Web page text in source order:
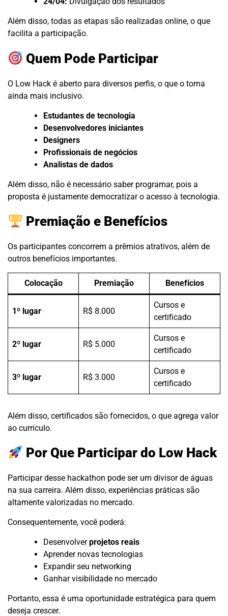
Além disso, todas as etapas são realizadas online, o que
facilita a participação.
Quem Pode Participar
O Low Hack é aberto para diversos perfis, o que o torna
ainda mais inclusivo.
Estudantes de tecnologia
Desenvolvedores iniciantes
Designers
Profissionais de negócios
Analistas de dados
Além disso, não é necessário saber programar, pois a
proposta é justamente democratizar o acesso à tecnologia.
Premiação e Benefícios
Os participantes concorrem a prêmios atrativos, além de
outros benefícios importantes.
Colocação Premiação Benefícios
1º lugar R$ 8.000
Cursos e
certificado
2º lugar R$ 5.000
Cursos e
certificado
3º lugar R$ 3.000
Cursos e
certificado
Além disso, certificados são fornecidos, o que agrega valor
ao currículo.
Por Que Participar do Low Hack
Participar desse hackathon pode ser um divisor de águas
na sua carreira. Além disso, experiências práticas são
altamente valorizadas no mercado.
Consequentemente, você poderá:
Desenvolverprojetos reais
Aprender novas tecnologias
Expandir seu networking
Ganhar visibilidade no mercado
Portanto, essa é uma oportunidade estratégica para quem
deseja crescer.